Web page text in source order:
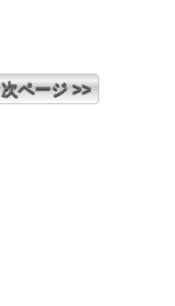
次ページ >>